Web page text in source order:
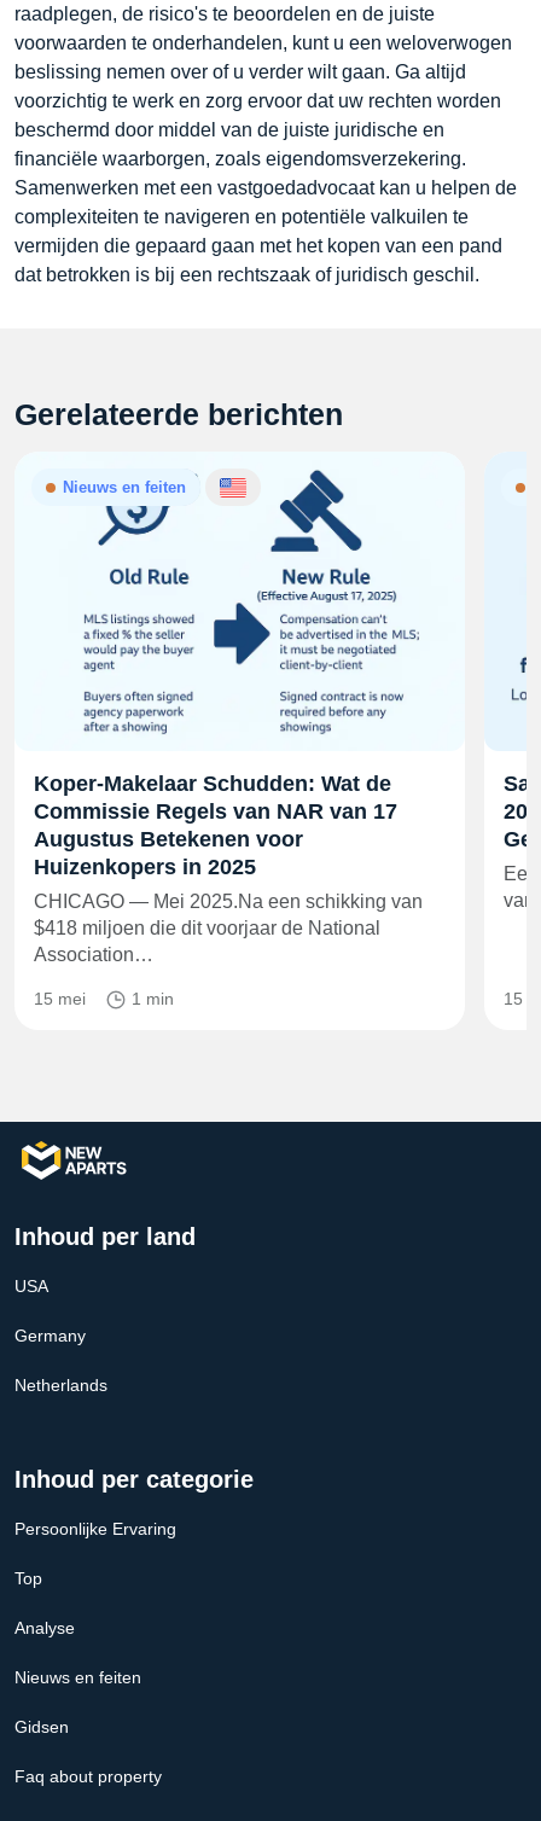
raadplegen, de risico's te beoordelen en de juiste
voorwaarden te onderhandelen, kunt u een weloverwogen
beslissing nemen over of u verder wilt gaan. Ga altijd
voorzichtig te werk en zorg ervoor dat uw rechten worden
beschermd door middel van de juiste juridische en
financiële waarborgen, zoals eigendomsverzekering.
Samenwerken met een vastgoedadvocaat kan u helpen de
complexiteiten te navigeren en potentiële valkuilen te
vermijden die gepaard gaan met het kopen van een pand
dat betrokken is bij een rechtszaak of juridisch geschil.
Gerelateerde berichten
Nieuws en feiten
Koper-Makelaar Schudden: Wat de
Commissie Regels van NAR van 17
Augustus Betekenen voor
Huizenkopers in 2025
CHICAGO — Mei 2025.Na een schikking van
$418 miljoen die dit voorjaar de National
Association…
15 mei 1 min
van
15
Inhoud per land
USA
Germany
Netherlands
Inhoud per categorie
Persoonlijke Ervaring
Top
Analyse
Nieuws en feiten
Gidsen
Faq about property